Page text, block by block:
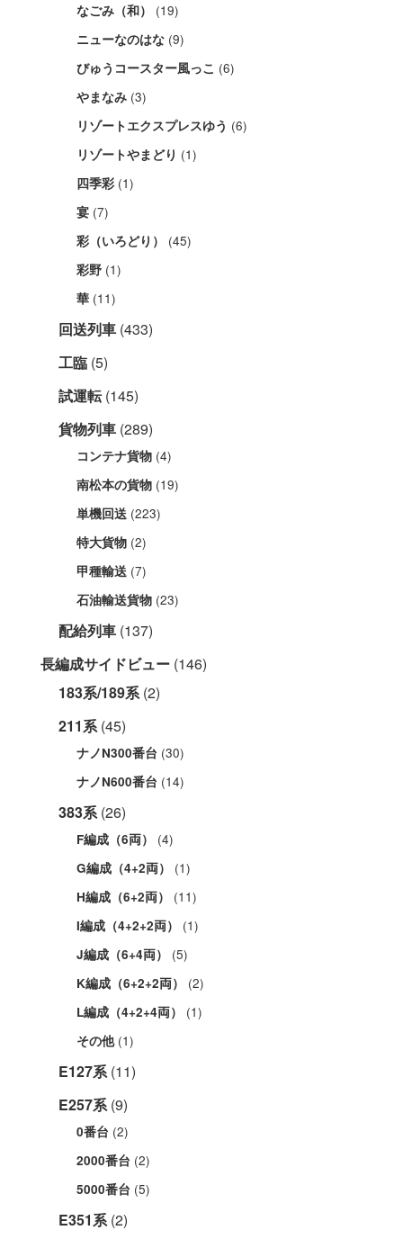
なごみ（和） (19)
ニューなのはな (9)
びゅうコースター風っこ (6)
やまなみ (3)
リゾートエクスプレスゆう (6)
リゾートやまどり (1)
四季彩 (1)
宴 (7)
彩（いろどり） (45)
彩野 (1)
華 (11)
回送列車 (433)
工臨 (5)
試運転(145)
貨物列車 (289)
コンテナ貨物 (4)
南松本の貨物 (19)
単機回送 (223)
特大貨物 (2)
甲種輸送 (7)
石油輸送貨物 (23)
配給列車 (137)
長編成サイドビュー (146)
183系/189系(2)
211系(45)
ナノN300番台 (30)
ナノN600番台 (14)
383系(26)
F編成（6両） (4)
G編成（4+2両） (1)
H編成（6+2両） (11)
I編成（4+2+2両） (1)
J編成（6+4両） (5)
K編成（6+2+2両） (2)
L編成（4+2+4両） (1)
その他(1)
E127系(11)
E257系(9)
0番台 (2)
2000番台 (2)
5000番台 (5)
E351系(2)